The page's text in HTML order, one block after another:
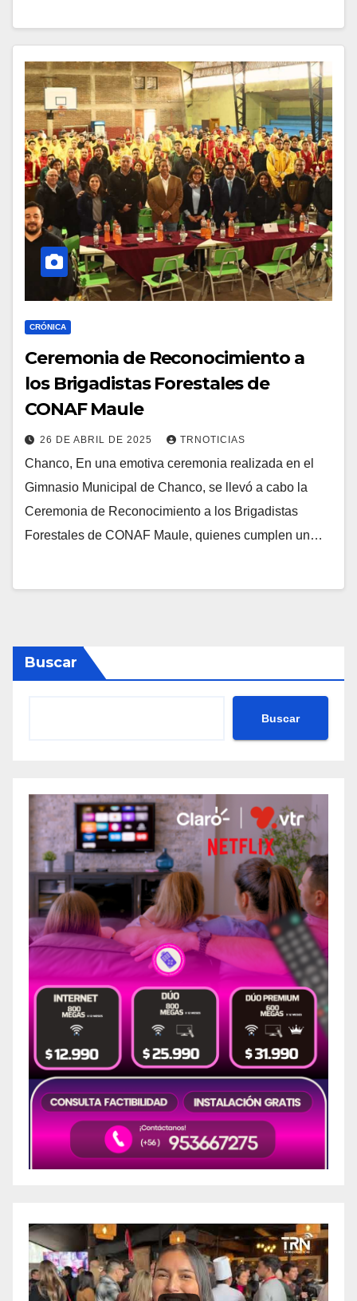
CRÓNICA
Ceremonia de Reconocimiento a
los Brigadistas Forestales de
CONAF Maule
26 DE ABRIL DE 2025 TRNOTICIAS
Chanco, En una emotiva ceremonia realizada en el
Gimnasio Municipal de Chanco, se llevó a cabo la
Ceremonia de Reconocimiento a los Brigadistas
Forestales de CONAF Maule, quienes cumplen un…
Buscar
Buscar